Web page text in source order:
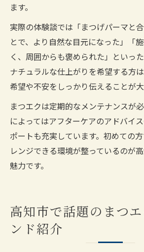
ます。
実際の体験談では「まつげパーマと
とで、より自然な目元になった」「
く、周囲からも褒められた」といっ
ナチュラルな仕上がりを希望する方
希望や不安をしっかり伝えることが大
まつエクは定期的なメンテナンスが
によってはアフターケアのアドバイ
ポートも充実しています。初めての
レンジできる環境が整っているのが
魅力です。
高知市で話題のまつ
ンド紹介